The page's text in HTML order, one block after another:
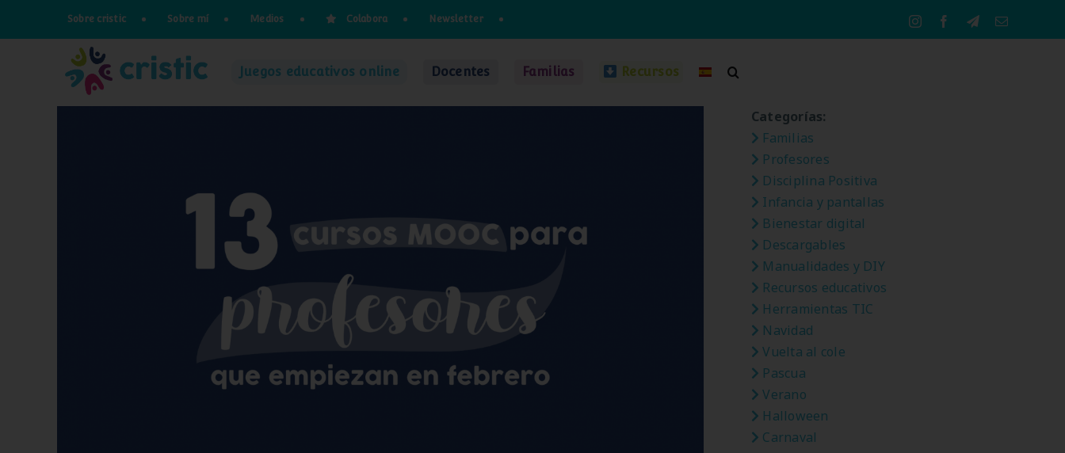
Sobre cristic Sobre mí Medios Colabora Newsletter InstagramFacebookTelegramCorreo
Juegos educativos online Docentes Familias Recursos
Categorías:
Familias
Profesores
Disciplina Positiva
Infancia y pantallas
Bienestar digital
Descargables
Manualidades y DIY
Recursos educativos
Herramientas TIC
Navidad
Vuelta al cole
Pascua
Verano
Halloween
Carnaval